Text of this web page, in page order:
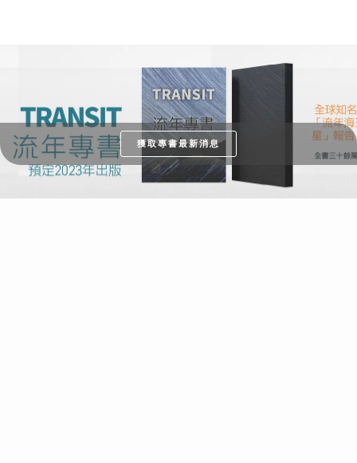
獲取專書最新消息